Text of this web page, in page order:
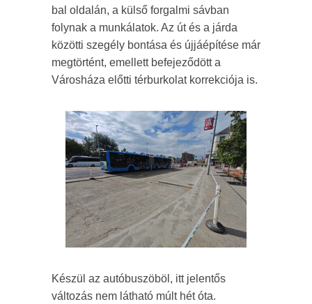
bal oldalán, a külső forgalmi sávban
folynak a munkálatok. Az út és a járda
közötti szegély bontása és újjáépítése már
megtörtént, emellett befejeződött a
Városháza előtti térburkolat korrekciója is.
Készül az autóbuszöböl, itt jelentős
változás nem látható múlt hét óta.